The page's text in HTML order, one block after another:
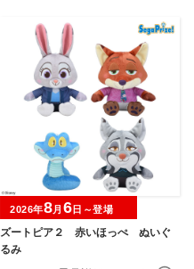
ズートピア２ 赤いほっぺ ぬいぐ
るみ
2026年8月 6 日～登場